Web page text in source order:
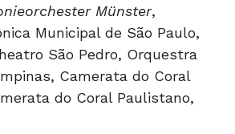
Münster,
Municipal de São Paulo,
São Pedro, Orquestra
Camerata do Coral
do Coral Paulistano,